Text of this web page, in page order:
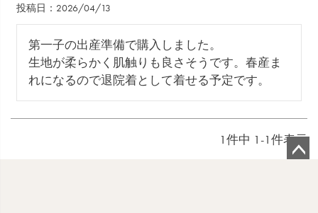
投稿日 2026/04/13
第一子の出産準備で購入しました。
生地が柔らかく肌触りも良さそうです。春産ま
れになるので退院着として着せる予定です。
1 件中 1 -1 件表示